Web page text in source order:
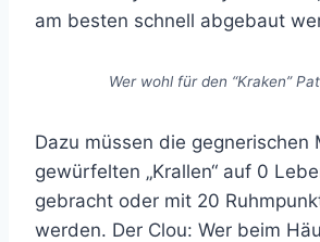
am besten schnell abgebaut
Wer wohl für den “Kraken”
Dazu müssen die gegnerischen
gewürfelten „Krallen“ auf 0
gebracht oder mit 20
werden. Der Clou: Wer beim